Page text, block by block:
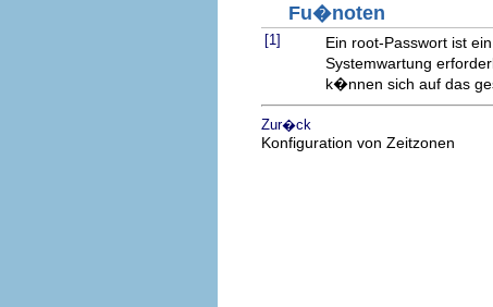
Fu�noten
[1]
Ein root-Passwort ist
Systemwartung
k�nnen sich auf das
Zur�ck
Konfiguration von Zeitzonen